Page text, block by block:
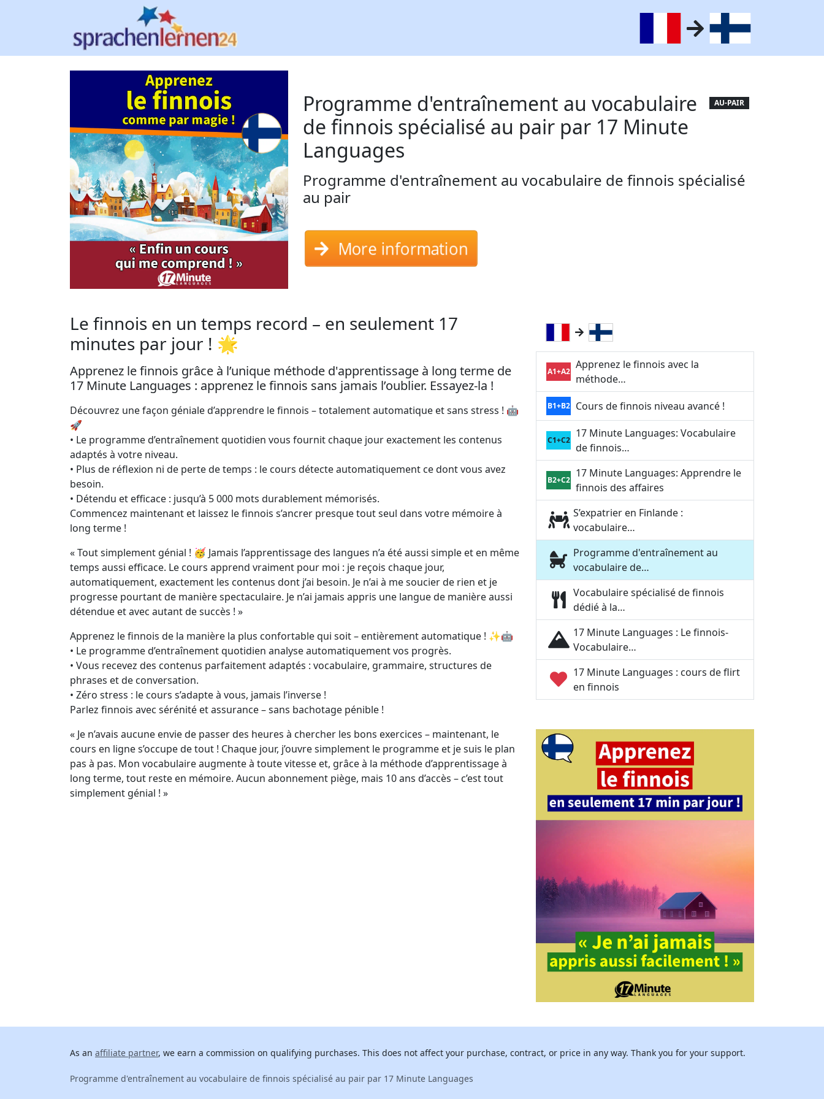
AU-PAIR
Programme d'entraînement au vocabulaire
de finnois spécialisé au pair par 17 Minute
Languages
Programme d'entraînement au vocabulaire de finnois spécialisé
au pair
More information
Le finnois en un temps record – en seulement 17
minutes par jour ! 🌟
Apprenez le finnois grâce à l’unique méthode d'apprentissage à long terme de
17 Minute Languages : apprenez le finnois sans jamais l’oublier. Essayez-la !
Découvrez une façon géniale d’apprendre le finnois – totalement automatique et sans stress ! 🤖
🚀
• Le programme d’entraînement quotidien vous fournit chaque jour exactement les contenus
adaptés à votre niveau.
• Plus de réflexion ni de perte de temps : le cours détecte automatiquement ce dont vous avez
besoin.
• Détendu et efficace : jusqu’à 5 000 mots durablement mémorisés.
Commencez maintenant et laissez le finnois s’ancrer presque tout seul dans votre mémoire à
long terme !
« Tout simplement génial ! 🥳 Jamais l’apprentissage des langues n’a été aussi simple et en même
temps aussi efficace. Le cours apprend vraiment pour moi : je reçois chaque jour,
automatiquement, exactement les contenus dont j’ai besoin. Je n’ai à me soucier de rien et je
progresse pourtant de manière spectaculaire. Je n’ai jamais appris une langue de manière aussi
détendue et avec autant de succès ! »
Apprenez le finnois de la manière la plus confortable qui soit – entièrement automatique ! ✨🤖
• Le programme d’entraînement quotidien analyse automatiquement vos progrès.
• Vous recevez des contenus parfaitement adaptés : vocabulaire, grammaire, structures de
phrases et de conversation.
• Zéro stress : le cours s’adapte à vous, jamais l’inverse !
Parlez finnois avec sérénité et assurance – sans bachotage pénible !
« Je n’avais aucune envie de passer des heures à chercher les bons exercices – maintenant, le
cours en ligne s’occupe de tout ! Chaque jour, j’ouvre simplement le programme et je suis le plan
pas à pas. Mon vocabulaire augmente à toute vitesse et, grâce à la méthode d’apprentissage à
long terme, tout reste en mémoire. Aucun abonnement piège, mais 10 ans d’accès – c’est tout
simplement génial ! »
A1+A2
Apprenez le finnois avec la
méthode…
B1+B2 Cours de finnois niveau avancé !
C1+C2
17 Minute Languages: Vocabulaire
de finnois…
B2+C2
17 Minute Languages: Apprendre le
finnois des affaires
S’expatrier en Finlande :
vocabulaire…
Programme d'entraînement au
vocabulaire de…
Vocabulaire spécialisé de finnois
dédié à la…
17 Minute Languages : Le finnois-
Vocabulaire…
17 Minute Languages : cours de flirt
en finnois
As an affiliate partner, we earn a commission on qualifying purchases. This does not affect your purchase, contract, or price in any way. Thank you for your support.
Programme d'entraînement au vocabulaire de finnois spécialisé au pair par 17 Minute Languages